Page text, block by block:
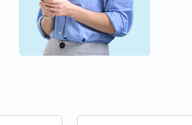
LINK UTIL
LINK UTIL
Documentație